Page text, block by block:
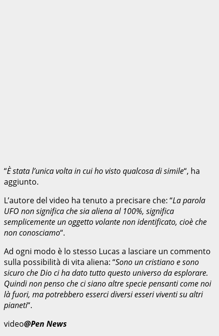
“È stata l’unica volta in cui ho visto qualcosa di simile“, ha
aggiunto.
L’autore del video ha tenuto a precisare che: “La parola
UFO non significa che sia aliena al 100%, significa
semplicemente un oggetto volante non identificato, cioè che
non conosciamo“.
Ad ogni modo è lo stesso Lucas a lasciare un commento
sulla possibilità di vita aliena: “Sono un cristiano e sono
sicuro che Dio ci ha dato tutto questo universo da esplorare.
Quindi non penso che ci siano altre specie pensanti come noi
là fuori, ma potrebbero esserci diversi esseri viventi su altri
pianeti“.
video@Pen News